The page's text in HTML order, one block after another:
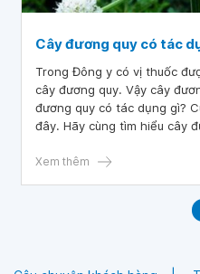
Cây đương quy có tác
Trong Đông y có vị thuốc
cây đương quy. Vậy cây
đương quy có tác dụng gì?
đây. Hãy cùng tìm hiểu cây
Xem thêm